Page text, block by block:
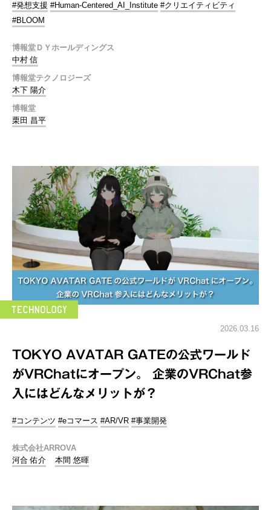
#発想支援 #Human-Centered_AI_Institute #クリエイティビティ
#BLOOM
博報堂ＤＹホールディングス
中村 信
博報堂テクノロジーズ
木下 陽介
博報堂
栗田 昌平
2026.03.16
TOKYO AVATAR GATEの公式ワールド
がVRChatにオープン。 企業のVRChat参
入にはどんなメリットが？
#コンテンツ #eコマース #AR/VR #事業開発
株式会社ARROVA
河合 佑介
本間 悠暉